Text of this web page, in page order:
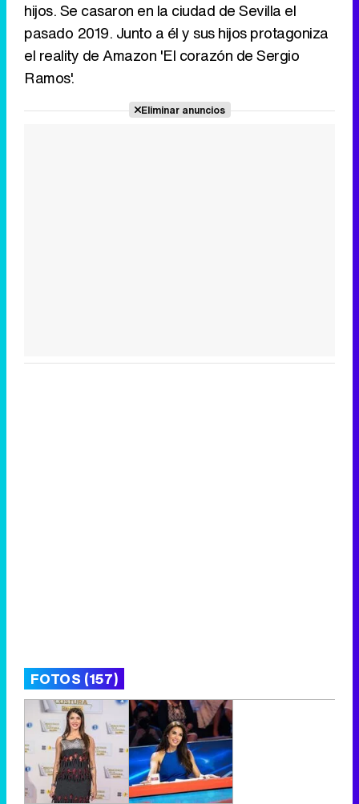
hijos. Se casaron en la ciudad de Sevilla el
pasado 2019. Junto a él y sus hijos protagoniza
el reality de Amazon 'El corazón de Sergio
Ramos'.
Eliminar anuncios
FOTOS (157)